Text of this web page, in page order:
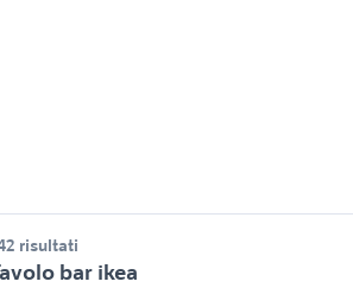
risultati
bar ikea